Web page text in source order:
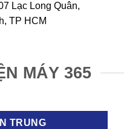
Lạc Long Quân,
TP HCM
MÁY 365
TRUNG